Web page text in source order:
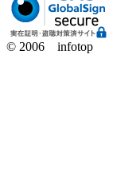
© 2006 infotop